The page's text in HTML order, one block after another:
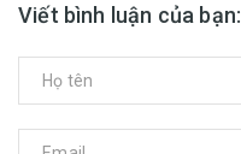
Viết bình luận của bạn: